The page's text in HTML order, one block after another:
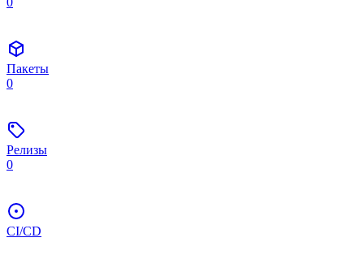
Пакеты
0
Релизы
0
CI/CD